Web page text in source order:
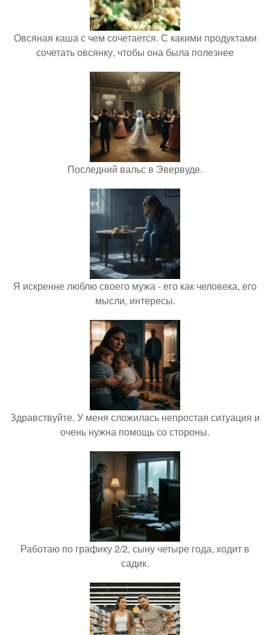
Овсяная каша с чем сочетается. С какими продуктами
сочетать овсянку, чтобы она была полезнее
Последний вальс в Эвервуде.
Я искренне люблю своего мужа - его как человека, его
мысли, интересы.
Здравствуйте. У меня сложилась непростая ситуация и
очень нужна помощь со стороны.
Работаю по графику 2/2, сыну четыре года, ходит в
садик.